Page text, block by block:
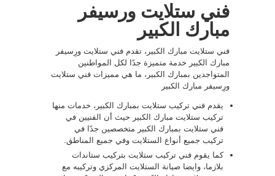
فني ستلايت ورسيفر
مبارك الكبير
فني ستلايت مبارك الكبير، تقدم فني ستلايت ورِسيفر
مبارك الكبير خدمة متميزة جدًا لكل المواطنين
المتواجدين بمبارك الكبير، ما هي مميزات فني ستلايت
ورِسيفر مبارك الكبير
يقدم فني تركيب ستلايت بمبارك الكبير، خدمات منها
تركيب ستلايت مبارك الكبير حيث أن الفنيين في
فني ستلايت بمبارك الكبير متخصصين جدًا في
تركيب جميع أنواع الستلايت وفي جميع المناطق.
كما يقوم فني تركيب ستلايت بتركيب ستاندات
بلازما، وايضا صيانة الستلايت المركزي وتركيبه مع